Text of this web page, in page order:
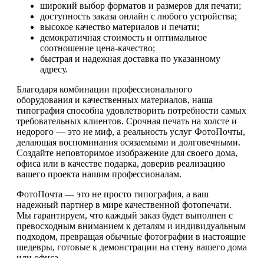
широкий выбор форматов и размеров для печати;
доступность заказа онлайн с любого устройства;
высокое качество материалов и печати;
демократичная стоимость и оптимальное
соотношение цена-качество;
быстрая и надежная доставка по указанному
адресу.
Благодаря комбинации профессионального
оборудования и качественных материалов, наша
типография способна удовлетворить потребности самых
требовательных клиентов. Срочная печать на холсте и
недорого — это не миф, а реальность услуг ФотоПочты,
делающая воспоминания осязаемыми и долговечными.
Создайте неповторимое изображение для своего дома,
офиса или в качестве подарка, доверив реализацию
вашего проекта нашим профессионалам.
ФотоПочта — это не просто типография, а ваш
надежный партнер в мире качественной фотопечати.
Мы гарантируем, что каждый заказ будет выполнен с
превосходным вниманием к деталям и индивидуальным
подходом, превращая обычные фотографии в настоящие
шедевры, готовые к демонстрации на стену вашего дома